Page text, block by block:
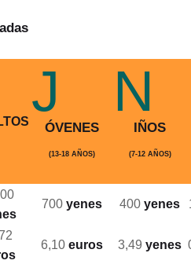
J
ÓVENES
(13-18 AÑOS)
N
IÑOS
(7-12 AÑOS)
700 yenes 400 yenes
6,10 euros 3,49 yenes